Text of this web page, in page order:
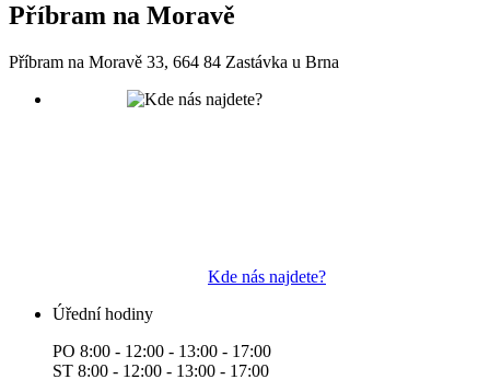
Příbram na Moravě
Příbram na Moravě 33, 664 84 Zastávka u Brna
Kde nás najdete?
Úřední hodiny
PO 8:00 - 12:00 - 13:00 - 17:00
ST 8:00 - 12:00 - 13:00 - 17:00